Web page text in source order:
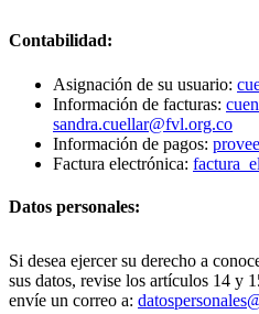
Contabilidad:
Asignación de su usuario:
Información de facturas:
sandra.cuellar@fvl.org.co
Información de pagos:
Factura electrónica:
Datos personales:
Si desea ejercer su derecho a
sus datos, revise los artículos 14 y
envíe un correo a: